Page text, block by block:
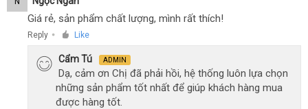
Giá rẻ, sản phẩm chất lượng, mình rất thích!
Reply ● Like
Cẩm Tú ADMIN
Dạ, cảm ơn Chị đã phải hồi, hệ thống luôn lựa chọn
những sản phẩm tốt nhất để giúp khách hàng mua
được hàng tốt.